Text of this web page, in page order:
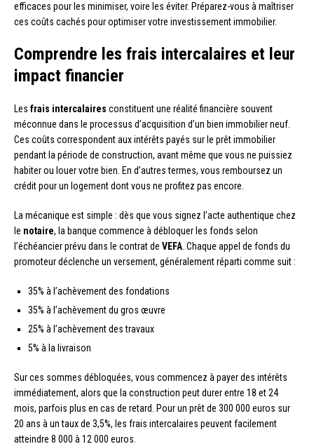
efficaces pour les minimiser, voire les éviter. Préparez-vous à maîtriser
ces coûts cachés pour optimiser votre investissement immobilier.
Comprendre les frais intercalaires et leur
impact financier
Les frais intercalaires constituent une réalité financière souvent
méconnue dans le processus d’acquisition d’un bien immobilier neuf.
Ces coûts correspondent aux intérêts payés sur le prêt immobilier
pendant la période de construction, avant même que vous ne puissiez
habiter ou louer votre bien. En d’autres termes, vous remboursez un
crédit pour un logement dont vous ne profitez pas encore.
La mécanique est simple : dès que vous signez l’acte authentique chez
le notaire, la banque commence à débloquer les fonds selon
l’échéancier prévu dans le contrat de VEFA. Chaque appel de fonds du
promoteur déclenche un versement, généralement réparti comme suit :
35% à l’achèvement des fondations
35% à l’achèvement du gros œuvre
25% à l’achèvement des travaux
5% à la livraison
Sur ces sommes débloquées, vous commencez à payer des intérêts
immédiatement, alors que la construction peut durer entre 18 et 24
mois, parfois plus en cas de retard. Pour un prêt de 300 000 euros sur
20 ans à un taux de 3,5%, les frais intercalaires peuvent facilement
atteindre 8 000 à 12 000 euros.